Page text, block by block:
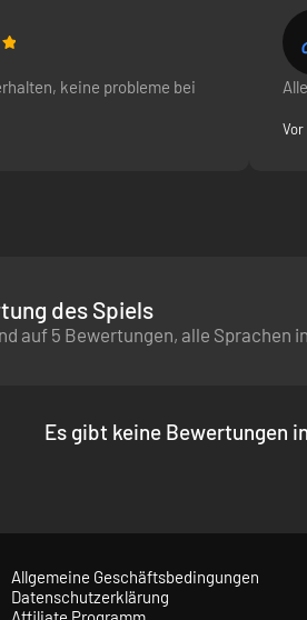
keine probleme bei
des Spiels
auf 5 Bewertungen, alle Sprachen
Es gibt keine Bewertungen
Allgemeine Geschäftsbedingungen
Datenschutzerklärung